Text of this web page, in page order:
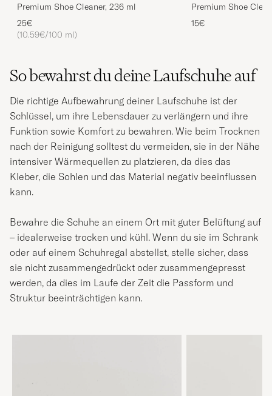
Premium Shoe Cleaner, 236 ml
25€
(10.59€/100 ml)
Premium Shoe
15€
So bewahrst du deine Laufschuhe auf
Die richtige Aufbewahrung deiner Laufschuhe ist der
Schlüssel, um ihre Lebensdauer zu verlängern und ihre
Funktion sowie Komfort zu bewahren. Wie beim Trocknen
nach der Reinigung solltest du vermeiden, sie in der Nähe
intensiver Wärmequellen zu platzieren, da dies das
Kleber, die Sohlen und das Material negativ beeinflussen
kann.
Bewahre die Schuhe an einem Ort mit guter Belüftung auf
– idealerweise trocken und kühl. Wenn du sie im Schrank
oder auf einem Schuhregal abstellst, stelle sicher, dass
sie nicht zusammengedrückt oder zusammengepresst
werden, da dies im Laufe der Zeit die Passform und
Struktur beeinträchtigen kann.